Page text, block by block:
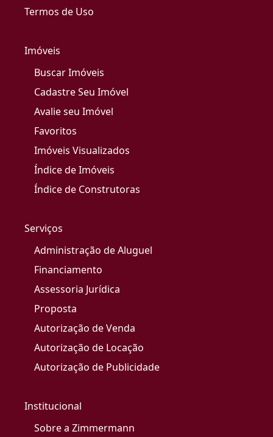
Termos de Uso
Imóveis
Buscar Imóveis
Cadastre Seu Imóvel
Avalie seu Imóvel
Favoritos
Imóveis Visualizados
Índice de Imóveis
Índice de Construtoras
Serviços
Administração de Aluguel
Financiamento
Assessoria Jurídica
Proposta
Autorização de Venda
Autorização de Locação
Autorização de Publicidade
Institucional
Sobre a Zimmermann